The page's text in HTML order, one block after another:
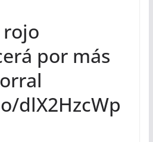
por más
dlX2HzcWp